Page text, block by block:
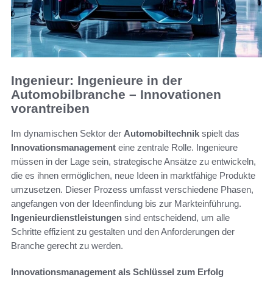
Ingenieur: Ingenieure in der
Automobilbranche – Innovationen
vorantreiben
Im dynamischen Sektor der Automobiltechnik spielt das
Innovationsmanagement eine zentrale Rolle. Ingenieure
müssen in der Lage sein, strategische Ansätze zu entwickeln,
die es ihnen ermöglichen, neue Ideen in marktfähige Produkte
umzusetzen. Dieser Prozess umfasst verschiedene Phasen,
angefangen von der Ideenfindung bis zur Markteinführung.
Ingenieurdienstleistungen sind entscheidend, um alle
Schritte effizient zu gestalten und den Anforderungen der
Branche gerecht zu werden.
Innovationsmanagement als Schlüssel zum Erfolg